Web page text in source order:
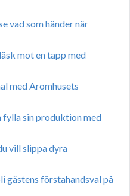
vad som händer när
mot en tapp med
med Aromhusets
sin produktion med
vill slippa dyra
gästens förstahandsval på